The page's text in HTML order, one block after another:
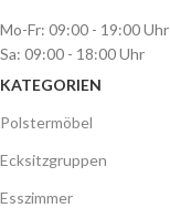
Mo-Fr: 09:00 - 19:00 Uhr
Sa: 09:00 - 18:00 Uhr
KATEGORIEN
Polstermöbel
Ecksitzgruppen
Esszimmer